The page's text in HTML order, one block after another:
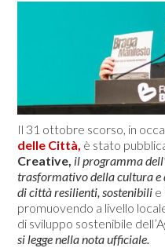
Il 31 ottobre scorso, in
delle Città, è stato
Creative, il programma
trasformativo della cultura
di città resilienti, sostenibili e
promuovendo a livello
di sviluppo sostenibile
si legge nella nota ufficiale.